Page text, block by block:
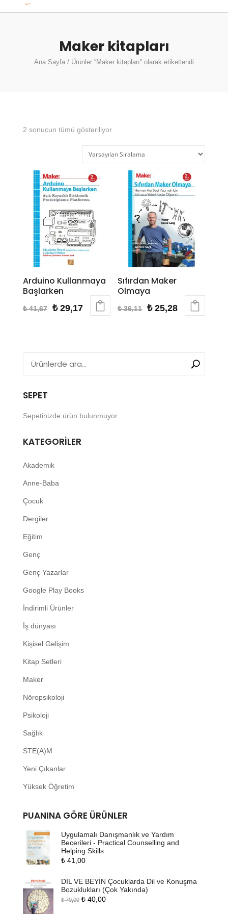
Maker kitapları
Ana Sayfa / Ürünler “Maker kitapları” olarak etiketlendi
2 sonucun tümü gösteriliyor
Arduino Kullanmaya
Başlarken
₺41,67
Orijinal
₺29,17Şu
₺ 29,17.
Sıfırdan Maker
Olmaya
₺36,11
Orijinal
₺25,28Şu
₺ 25,28.
SEPET
Sepetinizde ürün bulunmuyor.
KATEGORILER
Akademik
Anne-Baba
Çocuk
Dergiler
Eğitim
Genç
Genç Yazarlar
Google Play Books
İndirimli Ürünler
İş dünyası
Kişisel Gelişim
Kitap Setleri
Maker
Nöropsikoloji
Psikoloji
Sağlık
STE(A)M
Yeni Çıkanlar
Yüksek Öğretim
PUANINA GÖRE ÜRÜNLER
Uygulamalı Danışmanlık ve Yardım
Becerileri - Practical Counselling and
Helping Skills
₺41,00
DİL VE BEYİN Çocuklarda Dil ve Konuşma
Bozuklukları (Çok Yakında)
₺70,00 Orijinal
₺40,00Şu